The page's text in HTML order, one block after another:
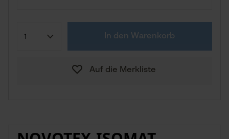
In den Warenkorb
Auf die Merkliste